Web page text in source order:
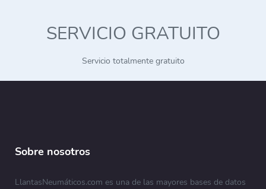
SERVICIO GRATUITO
Servicio totalmente gratuito
Sobre nosotros
LlantasNeumáticos.com es una de las mayores bases de datos